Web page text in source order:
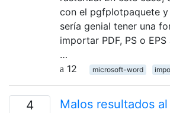
con el pgfplotpaquete
sería genial tener una
importar PDF, PS o
…
12
microsoft-word
4
Malos resultados